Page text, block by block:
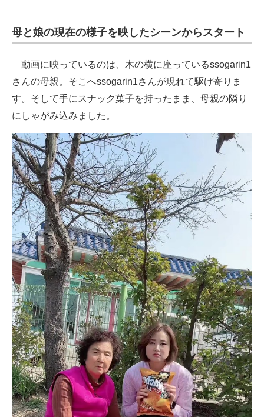
電子設計の基本と応用
エネルギーの専門メディア
建設×テクノロジーの最前線
ちょっと気になるネットの話題
母と娘の現在の様子を映したシーンからスタート
動画に映っているのは、木の横に座っているssogarin1
さんの母親。そこへssogarin1さんが現れて駆け寄りま
す。そして手にスナック菓子を持ったまま、母親の隣り
にしゃがみ込みました。